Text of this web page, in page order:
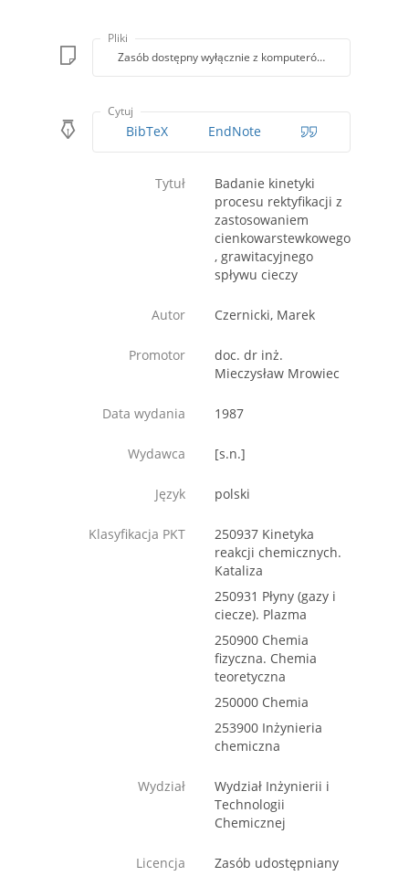
Pliki
Zasób dostępny wyłącznie z komputerów Biblioteki PK
Cytuj
BibTeX EndNote
Tytuł
Badanie kinetyki
procesu rektyfikacji z
zastosowaniem
cienkowarstewkowego
, grawitacyjnego
spływu cieczy
Autor Czernicki, Marek
Promotor
doc. dr inż.
Mieczysław Mrowiec
Data wydania 1987
Wydawca [s.n.]
Język polski
Klasyfikacja PKT
250937 Kinetyka
reakcji chemicznych.
Kataliza
250931 Płyny (gazy i
ciecze). Plazma
250900 Chemia
fizyczna. Chemia
teoretyczna
250000 Chemia
253900 Inżynieria
chemiczna
Wydział
Wydział Inżynierii i
Technologii
Chemicznej
Licencja
Zasób udostępniany